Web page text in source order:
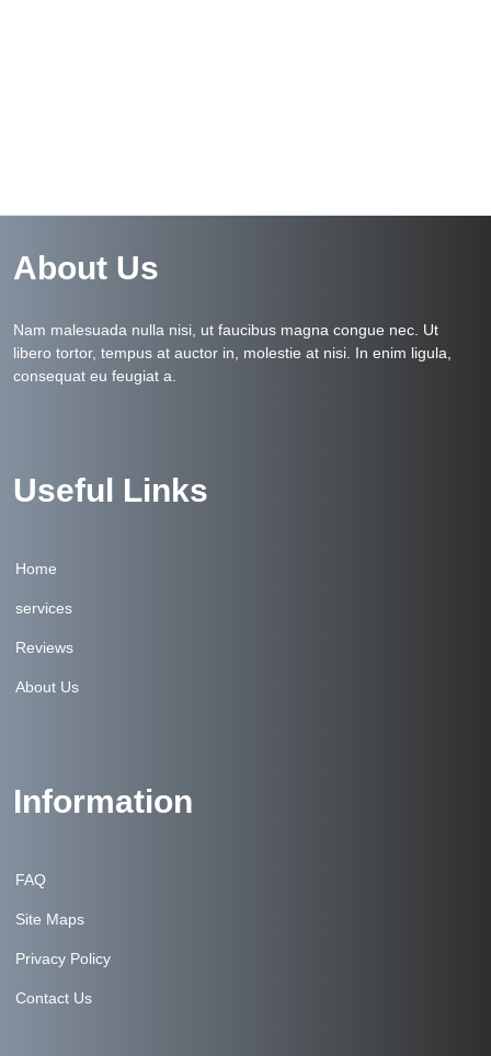
About Us
Nam malesuada nulla nisi, ut faucibus magna congue nec. Ut
libero tortor, tempus at auctor in, molestie at nisi. In enim ligula,
consequat eu feugiat a.
Useful Links
Home
services
Reviews
About Us
Information
FAQ
Site Maps
Privacy Policy
Contact Us